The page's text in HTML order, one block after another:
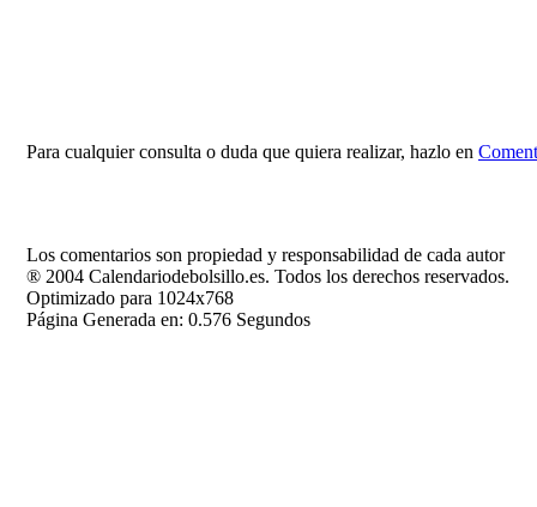
Para cualquier consulta o duda que quiera realizar, hazlo en
Los comentarios son propiedad y responsabilidad de cada autor
® 2004 Calendariodebolsillo.es. Todos los derechos reservados.
Optimizado para 1024x768
Página Generada en: 0.576 Segundos